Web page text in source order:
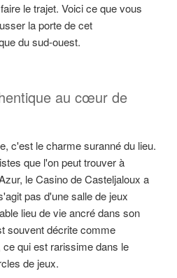
le trajet. Voici ce que vous
la porte de cet
du sud-ouest.
au cœur de
c'est le charme suranné du lieu.
que l'on peut trouver à
le Casino de Casteljaloux a
pas d'une salle de jeux
lieu de vie ancré dans son
souvent décrite comme
qui est rarissime dans le
de jeux.